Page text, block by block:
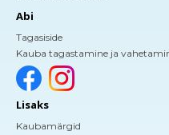
Abi
Tagasiside
Kauba tagastamine ja
Lisaks
Kaubamärgid